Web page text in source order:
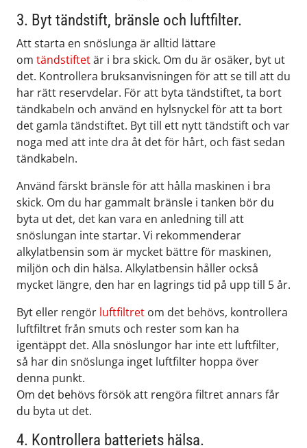
3. Byt tändstift, bränsle och luftfilter.
Att starta en snöslunga är alltid lättare
om tändstiftetär i bra skick. Om du är osäker, byt ut
det. Kontrollera bruksanvisningen för att se till att du
har rätt reservdelar. För att byta tändstiftet, ta bort
tändkabeln och använd en hylsnyckel för att ta bort
det gamla tändstiftet. Byt till ett nytt tändstift och var
noga med att inte dra åt det för hårt, och fäst sedan
tändkabeln.
Använd färskt bränsle för att hålla maskinen i bra
skick. Om du har gammalt bränsle i tanken bör du
byta ut det, det kan vara en anledning till att
snöslungan inte startar. Vi rekommenderar
alkylatbensin som är mycket bättre för maskinen,
miljön och din hälsa. Alkylatbensin håller också
mycket längre, den har en lagrings tid på upp till 5 år.
Byt eller rengör luftfiltret om det behövs, kontrollera
luftfiltret från smuts och rester som kan ha
igentäppt det. Alla snöslungor har inte ett luftfilter,
så har din snöslunga inget luftfilter hoppa över
denna punkt.
Om det behövs försök att rengöra filtret annars får
du byta ut det.
4. Kontrollera batteriets hälsa.